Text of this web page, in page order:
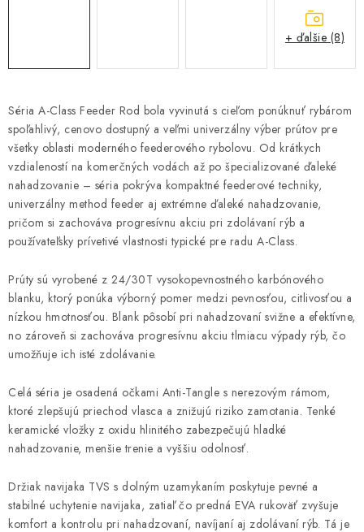
OBCHODNÉ PODMIENKY
MOJA OBJEDNÁVKA
VRATKY - ODSTÚPENIE OD ZMLUVY - REKLAMACIU
KONTAKTY
DOPRAVA
VŠEOBECNÉ NARIADENIE O BEZPEČNOSTI
PRODUKTOV (GPSR)
Doprava Navštívte našu predajňu v MARCELOVEJ »
Séria A-Class Feeder Rod bola vyvinutá s cieľom ponúknuť rybárom
spoľahlivý, cenovo dostupný a veľmi univerzálny výber prútov pre
všetky oblasti moderného feederového rybolovu. Od krátkych
vzdialeností na komerčných vodách až po špecializované ďaleké
nahadzovanie – séria pokrýva kompaktné feederové techniky,
univerzálny method feeder aj extrémne ďaleké nahadzovanie,
pričom si zachováva progresívnu akciu pri zdolávaní rýb a
používateľsky prívetivé vlastnosti typické pre radu A-Class.
Prúty sú vyrobené z 24/30T vysokopevnostného karbónového
blanku, ktorý ponúka výborný pomer medzi pevnosťou, citlivosťou a
nízkou hmotnosťou. Blank pôsobí pri nahadzovaní svižne a efektívne,
no zároveň si zachováva progresívnu akciu tlmiacu výpady rýb, čo
umožňuje ich isté zdolávanie.
Celá séria je osadená očkami Anti-Tangle s nerezovým rámom,
ktoré zlepšujú priechod vlasca a znižujú riziko zamotania. Tenké
keramické vložky z oxidu hlinitého zabezpečujú hladké
nahadzovanie, menšie trenie a vyššiu odolnosť.
Držiak navijaka TVS s dolným uzamykaním poskytuje pevné a
stabilné uchytenie navijaka, zatiaľ čo predná EVA rukoväť zvyšuje
komfort a kontrolu pri nahadzovaní, navíjaní aj zdolávaní rýb. Tá je
+ ďalšie (8)